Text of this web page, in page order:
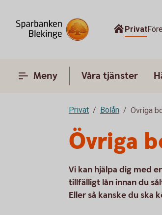
Privat
Meny Våra tjänster
Privat Bolån Övriga
Övriga
Vi kan hjälpa dig med
tillfälligt lån innan du
Eller så kanske du ska